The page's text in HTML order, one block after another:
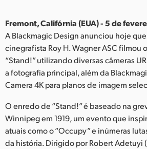
India
Italy
Japan
Korea
Mexico
Malaysia
Fremont, Califórnia (EUA) - 5 de
A Blackmagic Design anunciou hoje
cinegrafista Roy H. Wagner ASC filmou
“Stand!” utilizando diversas câmeras
a fotografia principal, além da
Camera 4K para planos de imagem
O enredo de “Stand!” é baseado na
Winnipeg em 1919, um evento que
atuais como o “Occupy” e inúmeras
da história. Dirigido por Robert Adetuyi